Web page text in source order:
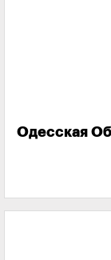
Одесская